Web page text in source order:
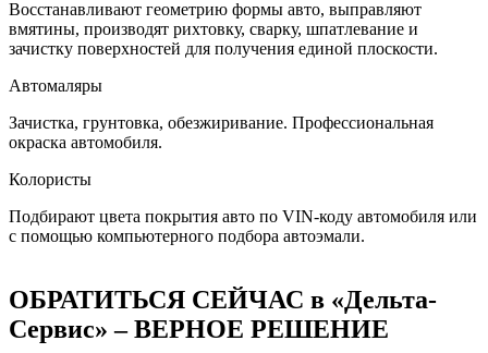
Восстанавливают геометрию формы авто, выправляют
вмятины, производят рихтовку, сварку, шпатлевание и
зачистку поверхностей для получения единой плоскости.
Автомаляры
Зачистка, грунтовка, обезжиривание. Профессиональная
окраска автомобиля.
Колористы
Подбирают цвета покрытия авто по VIN-коду автомобиля или
с помощью компьютерного подбора автоэмали.
ОБРАТИТЬСЯ СЕЙЧАС в «Дельта-
Сервис» – ВЕРНОЕ РЕШЕНИЕ